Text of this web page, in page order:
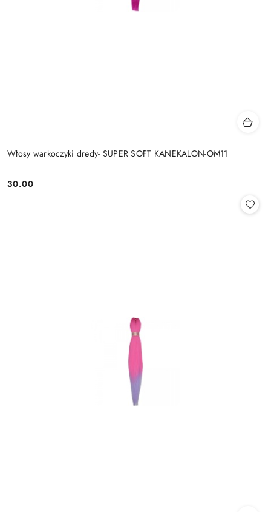
Włosy warkoczyki dredy- SUPER SOFT KANEKALON-OM11
Cena:
30.00